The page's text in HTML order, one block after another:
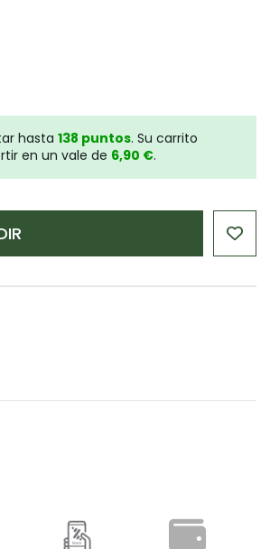
hasta 138 puntos. Su carrito
en un vale de 6,90 €.